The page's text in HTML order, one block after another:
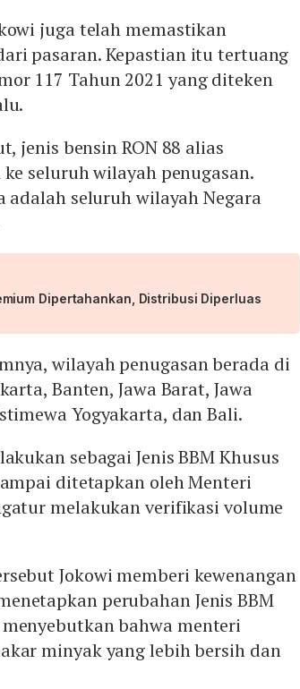
juga telah memastikan
pasaran. Kepastian itu tertuang
117 Tahun 2021 yang diteken
jenis bensin RON 88 alias
seluruh wilayah penugasan.
adalah seluruh wilayah Negara
Dipertahankan, Distribusi Diperluas
wilayah penugasan berada di
Banten, Jawa Barat, Jawa
Yogyakarta, dan Bali.
sebagai Jenis BBM Khusus
ditetapkan oleh Menteri
melakukan verifikasi volume
Jokowi memberi kewenangan
perubahan Jenis BBM
menyebutkan bahwa menteri
minyak yang lebih bersih dan